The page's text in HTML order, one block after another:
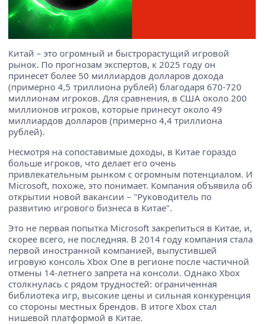
Китай – это огромный и быстрорастущий игровой
рынок. По прогнозам экспертов, к 2025 году он
принесет более 50 миллиардов долларов дохода
(примерно 4,5 триллиона рублей) благодаря 670-720
миллионам игроков. Для сравнения, в США около 200
миллионов игроков, которые принесут около 49
миллиардов долларов (примерно 4,4 триллиона
рублей).
Несмотря на сопоставимые доходы, в Китае гораздо
больше игроков, что делает его очень
привлекательным рынком с огромным потенциалом. И
Microsoft, похоже, это понимает. Компания объявила об
открытии новой вакансии – "Руководитель по
развитию игрового бизнеса в Китае".
Это не первая попытка Microsoft закрепиться в Китае, и,
скорее всего, не последняя. В 2014 году компания стала
первой иностранной компанией, выпустившей
игровую консоль Xbox One в регионе после частичной
отмены 14-летнего запрета на консоли. Однако Xbox
столкнулась с рядом трудностей: ограниченная
библиотека игр, высокие цены и сильная конкуренция
со стороны местных брендов. В итоге Xbox стал
нишевой платформой в Китае.